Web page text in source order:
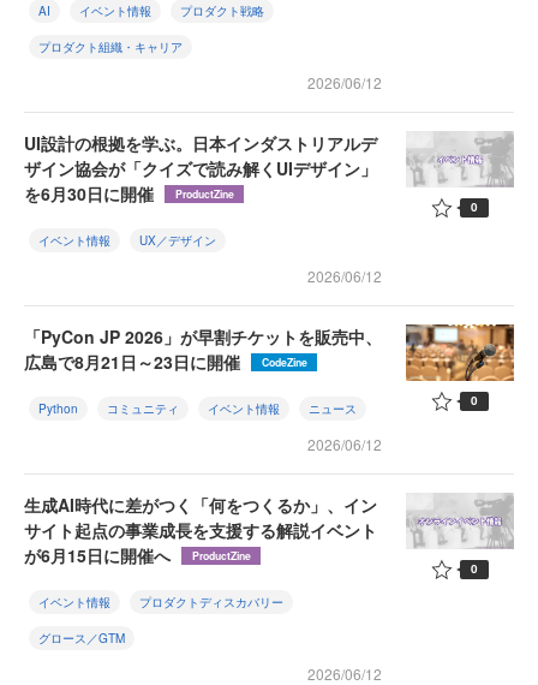
AI イベント情報 プロダクト戦略
プロダクト組織・キャリア
2026/06/12
UI設計の根拠を学ぶ。日本インダストリアルデ
ザイン協会が「クイズで読み解くUIデザイン」
を6月30日に開催
ProductZine
イベント情報 UX／デザイン
2026/06/12
0
「PyCon JP 2026」が早割チケットを販売中、
広島で8月21日～23日に開催
CodeZine
Python コミュニティ イベント情報 ニュース
2026/06/12
0
生成AI時代に差がつく「何をつくるか」、イン
サイト起点の事業成長を支援する解説イベント
が6月15日に開催へ
ProductZine
イベント情報 プロダクトディスカバリー
グロース／GTM
2026/06/12
0